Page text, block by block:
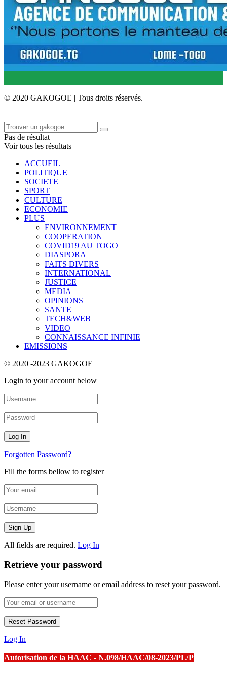
© 2020 GAKOGOE | Tous droits réservés.
Pas de résultat
Voir tous les résultats
ACCUEIL
POLITIQUE
SOCIETE
SPORT
CULTURE
ECONOMIE
PLUS
ENVIRONNEMENT
COOPERATION
COVID19 AU TOGO
DIASPORA
FAITS DIVERS
INTERNATIONAL
JUSTICE
MEDIA
OPINIONS
SANTE
TECH&WEB
VIDEO
CONNAISSANCE INFINIE
EMISSIONS
© 2020 -2023 GAKOGOE
Login to your account below
Forgotten Password?
Fill the forms bellow to register
All fields are required. Log In
Retrieve your password
Please enter your username or email address to reset your password.
Log In
Autorisation de la HAAC - N.098/HAAC/08-2023/PL/P